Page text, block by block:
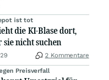
ist tot
die KI-Blase dort,
sie nicht suchen
2 Kommentare
Preisverfall